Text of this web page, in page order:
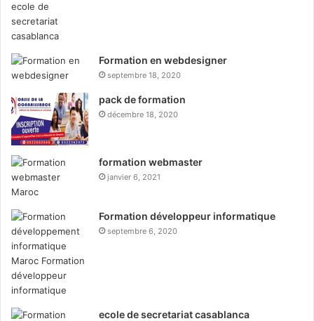
Formation en webdesigner
septembre 18, 2020
pack de formation
décembre 18, 2020
formation webmaster
janvier 6, 2021
Formation développeur informatique
septembre 6, 2020
ecole de secretariat casablanca